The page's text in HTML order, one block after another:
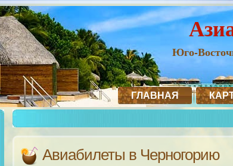
Юго-
ГЛАВНАЯ
Авиабилеты в Черногорию